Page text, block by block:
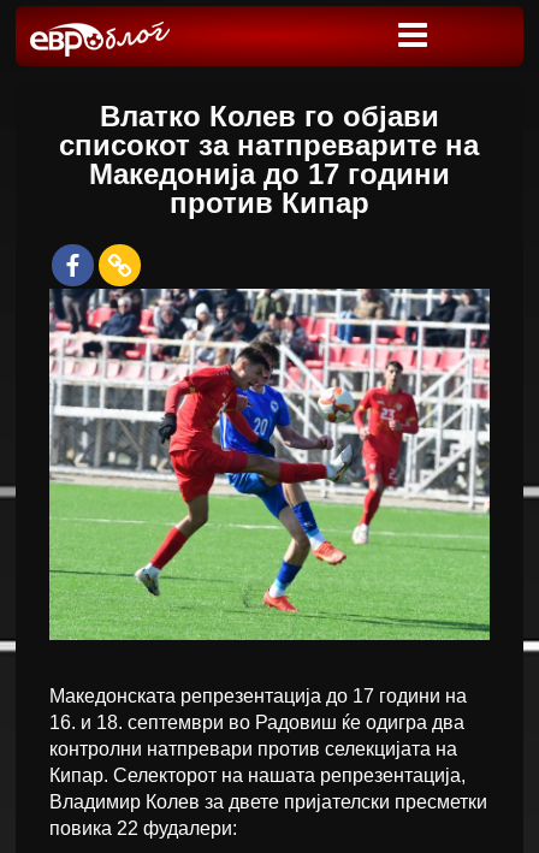
Влатко Колев го објави
списокот за натпреварите на
Македонија до 17 години
против Кипар
Македонската репрезентација до 17 години на
16. и 18. септември во Радовиш ќе одигра два
контролни натпревари против селекцијата на
Кипар. Селекторот на нашата репрезентација,
Владимир Колев за двете пријателски пресметки
повика 22 фудалери: